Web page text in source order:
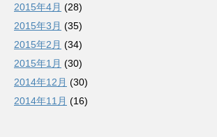
2015年4月 (28)
2015年3月 (35)
2015年2月 (34)
2015年1月 (30)
2014年12月 (30)
2014年11月 (16)